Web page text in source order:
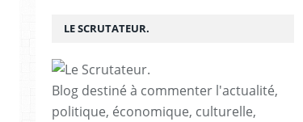
LE SCRUTATEUR.
Blog destiné à commenter l'actualité,
politique, économique, culturelle,